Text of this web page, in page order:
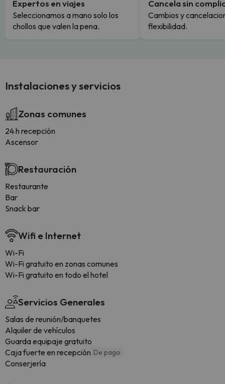
Expertos en viajes
Seleccionamos a mano solo los
chollos que valen la pena.
Cancela sin
Cambios y
flexibilidad.
Instalaciones y servicios
Zonas comunes
24 h recepción
Ascensor
Restauración
Restaurante
Bar
Snack bar
Wifi e Internet
Wi-Fi
Wi-Fi gratuito en zonas comunes
Wi-Fi gratuito en todo el hotel
Servicios Generales
Salas de reunión/banquetes
Alquiler de vehículos
Guarda equipaje gratuito
Caja fuerte en recepción De pago
Conserjería